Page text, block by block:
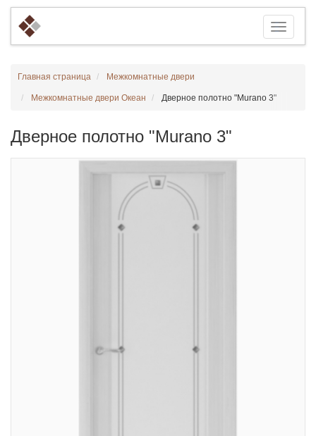
Главная страница Межкомнатные двери
Межкомнатные двери Океан Дверное полотно "Murano 3"
Дверное полотно "Murano 3"